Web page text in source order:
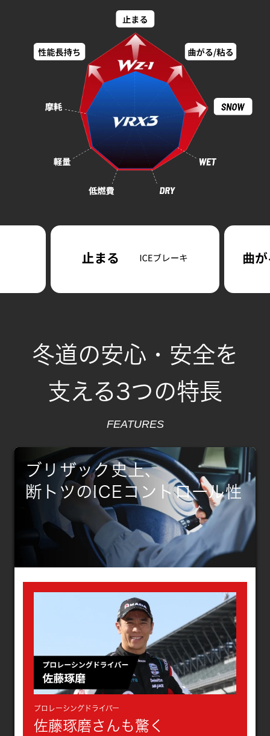
冬道の安心・安全を
支える3つの特長
FEATURES
ブリザック史上、
断トツのICEコントロール性
プロレーシングドライバー
佐藤琢磨さんも驚く